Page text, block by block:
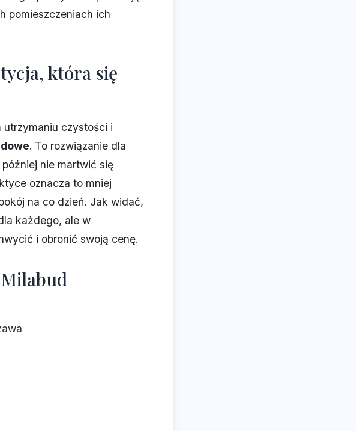
pomieszczeniach ich
która się
utrzymaniu czystości i
. To rozwiązanie dla
nie martwić się
oznacza to mniej
na co dzień. Jak widać,
każdego, ale w
i obronić swoją cenę.